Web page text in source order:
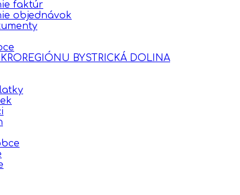
faktúr
objednávok
BYSTRICKÁ DOLINA